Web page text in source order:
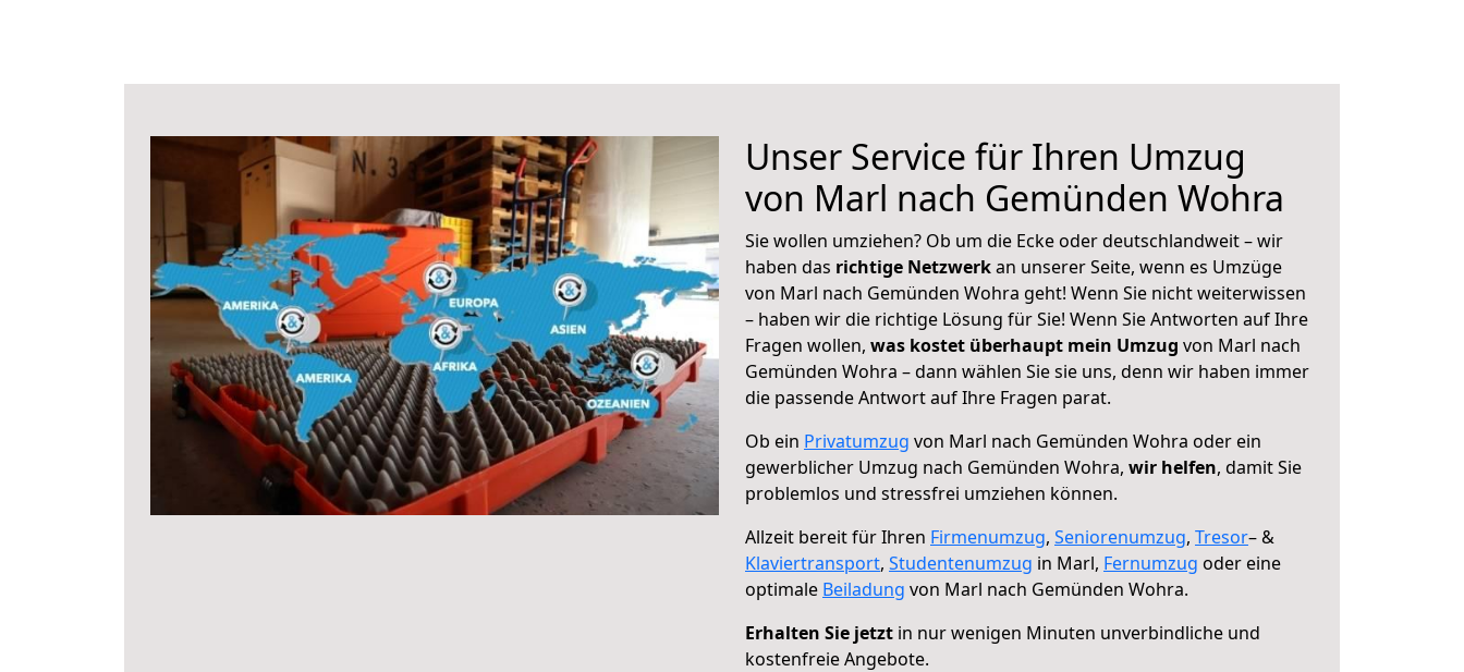
Unser Service für Ihren Umzug
von Marl nach Gemünden Wohra
Sie wollen umziehen? Ob um die Ecke oder deutschlandweit – wir
haben das richtige Netzwerkan unserer Seite, wenn es Umzüge
von Marl nach Gemünden Wohra geht! Wenn Sie nicht weiterwissen
– haben wir die richtige Lösung für Sie! Wenn Sie Antworten auf Ihre
Fragen wollen, was kostet überhaupt mein Umzug von Marl nach
Gemünden Wohra – dann wählen Sie sie uns, denn wir haben immer
die passende Antwort auf Ihre Fragen parat.
Ob ein Privatumzug von Marl nach Gemünden Wohra oder ein
gewerblicher Umzug nach Gemünden Wohra, wir helfen, damit Sie
problemlos und stressfrei umziehen können.
Allzeit bereit für Ihren Firmenumzug, Seniorenumzug, Tresor– &
Klaviertransport, Studentenumzug in Marl, Fernumzug oder eine
optimale Beiladung von Marl nach Gemünden Wohra.
Erhalten Sie jetzt in nur wenigen Minuten unverbindliche und
kostenfreie Angebote.